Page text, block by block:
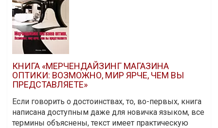
КНИГА «МЕРЧЕНДАЙЗИНГ МАГАЗИНА
ОПТИКИ: ВОЗМОЖНО, МИР ЯРЧЕ, ЧЕМ ВЫ
ПРЕДСТАВЛЯЕТЕ»
Если говорить о достоинствах, то, во-первых, книга
написана доступным даже для новичка языком, все
термины объяснены, текст имеет практическую